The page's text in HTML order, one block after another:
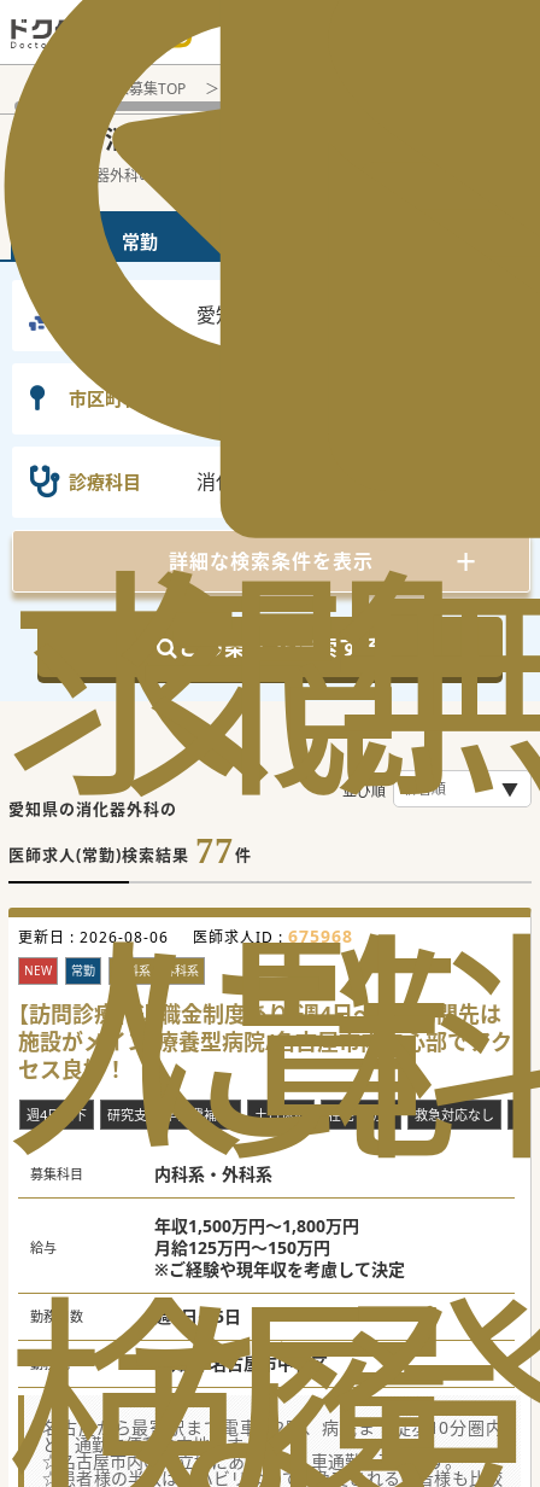
求
人
検
気
に
な
閲
覧
履
医師転職・求人募集TOP
愛知県 の消化器外科
愛知県の消化器外科の常勤の医師求人の検
常勤
愛知県
市区町村
診療科目 消化器外科
詳細な検索条件を表示
この条件で検索する
愛知県の消化器外科の
医師求人(常勤)検索結果 77件
並び順
更新日 : 2026-08-06 医師求人ID : 675968
NEW 常勤 内科系・外科系
【訪問診療】退職金制度あり/週4日～OK/訪問先は
施設がメイン/療養型病院/名古屋市内中心部でアク
セス良好！
週4日以下 研究支援(学会費補助) 土日休み 在宅・訪問 救急対応なし
募集科目 内科系・外科系
給与
年収1,500万円～1,800万円
月給125万円～150万円
※ご経験や現年収を考慮して決定
勤務日数 週4日～5日
勤務地 愛知県 名古屋市中村区
名古屋から最寄駅まで電車で2駅、病院まで徒歩10分圏内
と、通勤に便利な立地です。
☆名古屋市内の好立地にあります。車通勤も可能です。
☆患者様の半数はリハビリなので、急変される患者様も比較